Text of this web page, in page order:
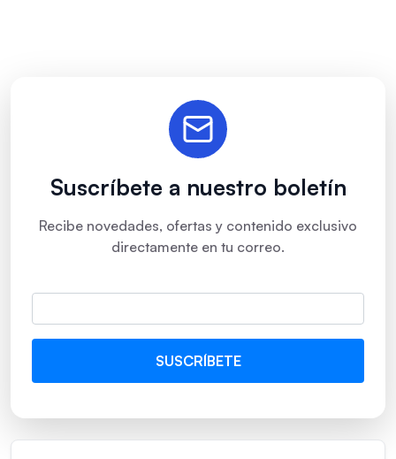
Suscríbete a nuestro boletín
Recibe novedades, ofertas y contenido exclusivo
directamente en tu correo.